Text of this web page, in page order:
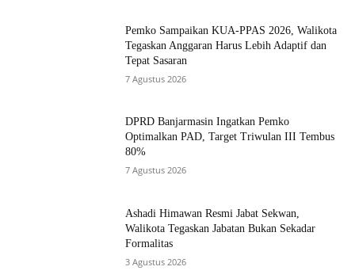
Pemko Sampaikan KUA-PPAS 2026, Walikota
Tegaskan Anggaran Harus Lebih Adaptif dan
Tepat Sasaran
7 Agustus 2026
DPRD Banjarmasin Ingatkan Pemko
Optimalkan PAD, Target Triwulan III Tembus
80%
7 Agustus 2026
Ashadi Himawan Resmi Jabat Sekwan,
Walikota Tegaskan Jabatan Bukan Sekadar
Formalitas
3 Agustus 2026